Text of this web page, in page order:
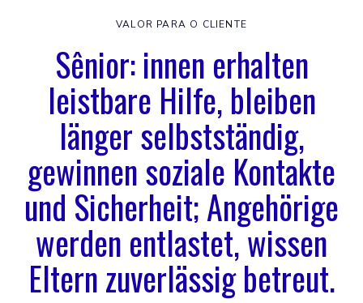
VALOR PARA O CLIENTE
Sênior: innen erhalten
leistbare Hilfe, bleiben
länger selbstständig,
gewinnen soziale Kontakte
und Sicherheit; Angehörige
werden entlastet, wissen
Eltern zuverlässig betreut.